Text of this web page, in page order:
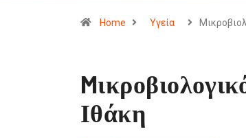
Home Υγεία
Ιθάκη